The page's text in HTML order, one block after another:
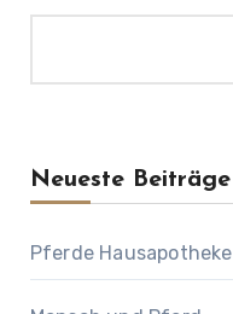
Neueste Beiträge
Pferde Hausapotheke